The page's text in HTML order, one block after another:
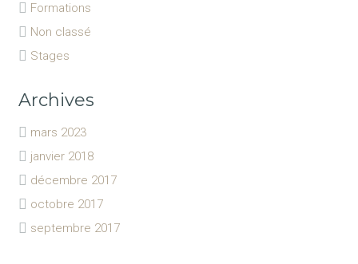
Formations
Non classé
Stages
Archives
mars 2023
janvier 2018
décembre 2017
octobre 2017
septembre 2017